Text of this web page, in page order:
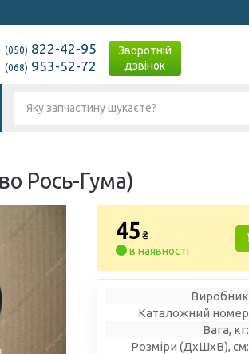
(050) 822-42-95
(068) 953-52-72
Зворотній
дзвінок
Рось-Гума)
45 ₴
в наявності
Виробник
Каталожний номер
Вага, кг:
Розміри (ДxШxВ), см: